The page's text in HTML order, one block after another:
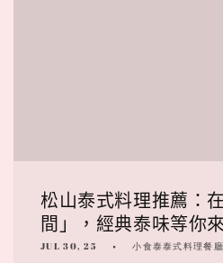
松山泰式料理推薦：
間」，經典泰味等你
JUL 30, 25 小食泰泰式料理餐廳